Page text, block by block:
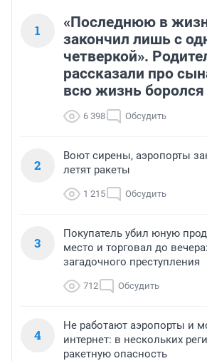
1
«Последнюю в
закончил лишь с
четверкой».
рассказали про
всю жизнь боролся
6 398 Обсудить
2
Воют сирены, аэропорты
летят ракеты
1 215 Обсудить
3
Покупатель убил юную
место и торговал до
загадочного преступления
712 Обсудить
4
Не работают аэропорты и
интернет: в нескольких
ракетную опасность